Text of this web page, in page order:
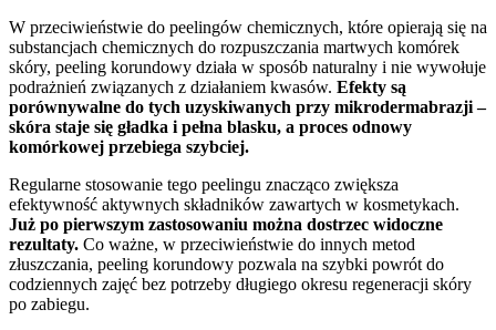
W przeciwieństwie do peelingów chemicznych, które opierają się na
substancjach chemicznych do rozpuszczania martwych komórek
skóry, peeling korundowy działa w sposób naturalny i nie wywołuje
podrażnień związanych z działaniem kwasów. Efekty są
porównywalne do tych uzyskiwanych przy mikrodermabrazji –
skóra staje się gładka i pełna blasku, a proces odnowy
komórkowej przebiega szybciej.
Regularne stosowanie tego peelingu znacząco zwiększa
efektywność aktywnych składników zawartych w kosmetykach.
Już po pierwszym zastosowaniu można dostrzec widoczne
rezultaty. Co ważne, w przeciwieństwie do innych metod
złuszczania, peeling korundowy pozwala na szybki powrót do
codziennych zajęć bez potrzeby długiego okresu regeneracji skóry
po zabiegu.